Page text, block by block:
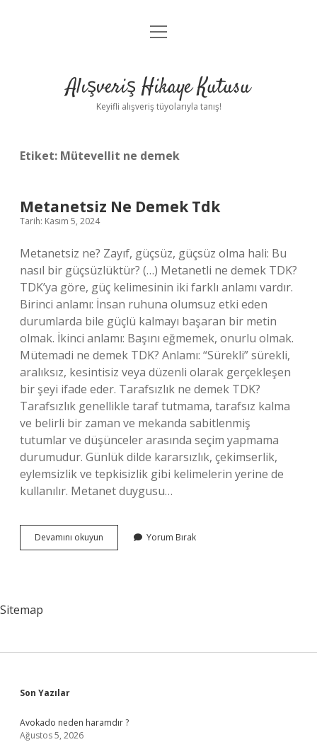
Anasayfa
Yasal Uyarı
menüyü
Alışveriş Hikaye Kutusu
Keyifli alışveriş tüyolarıyla tanış!
Etiket: Mütevellit ne demek
Metanetsiz Ne Demek Tdk
Tarih: Kasım 5, 2024
Metanetsiz ne? Zayıf, güçsüz, güçsüz olma hali: Bu
nasıl bir güçsüzlüktür? (…) Metanetli ne demek TDK?
TDK’ya göre, güç kelimesinin iki farklı anlamı vardır.
Birinci anlamı: İnsan ruhuna olumsuz etki eden
durumlarda bile güçlü kalmayı başaran bir metin
olmak. İkinci anlamı: Başını eğmemek, onurlu olmak.
Mütemadi ne demek TDK? Anlamı: “Sürekli” sürekli,
aralıksız, kesintisiz veya düzenli olarak gerçekleşen
bir şeyi ifade eder. Tarafsızlık ne demek TDK?
Tarafsızlık genellikle taraf tutmama, tarafsız kalma
ve belirli bir zaman ve mekanda sabitlenmiş
tutumlar ve düşünceler arasında seçim yapmama
durumudur. Günlük dilde kararsızlık, çekimserlik,
eylemsizlik ve tepkisizlik gibi kelimelerin yerine de
kullanılır. Metanet duygusu…
Devamını okuyun Metanetsiz
Ne
Yorum Bırak
Sitemap
Sidebar
Son Yazılar
Avokado neden haramdır ?
Ağustos 5, 2026